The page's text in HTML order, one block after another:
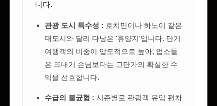
니다.
관광 도시 특수성 : 호치민이나 하노이 같은
대도시와 달리 다낭은 '휴양지'입니다. 단기
여행객의 비중이 압도적으로 높아, 업소들
은 뜨내기 손님보다는 고단가의 확실한 수
익을 선호합니다.
수급의 불균형 : 시즌별로 관광객 유입 편차